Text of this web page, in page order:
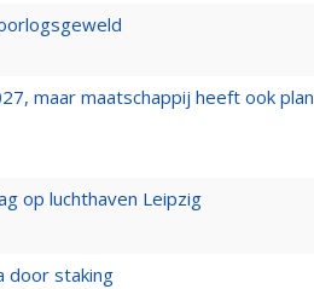
maar maatschappij heeft ook plan
op luchthaven Leipzig
door staking